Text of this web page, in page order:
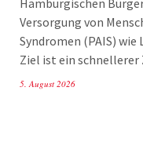
Hamburgischen
Versorgung von
Syndromen (PAIS) wie
Ziel ist ein
5. August 2026